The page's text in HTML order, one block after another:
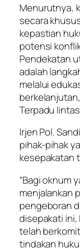
Menurutnya,
secara
kepastian
potensi
Pendekatan
adalah
melalui
Terpadu
Irjen Pol.
pihak-pihak
kesepakatan
“Bagi oknum
menjalankan
pengeboran
disepakati ini,
telah
tindakan